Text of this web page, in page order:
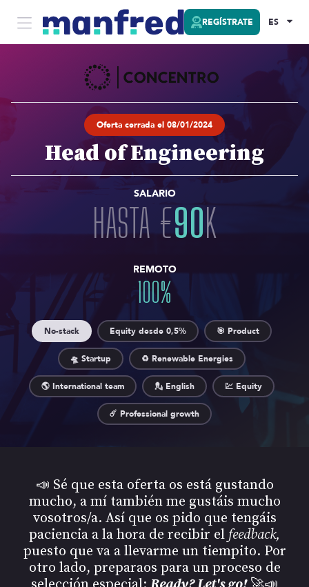
REGÍSTRATE ES
Oferta cerrada el 08/01/2024
Head of Engineering
SALARIO
HASTA€90K
REMOTO
100%
No-stack Equity desde 0,5% 🎯 Product
🛸 Startup ♻️ Renewable Energies
🌎 International team 💂 English 💹 Equity
☄️ Professional growth
📣 Sé que esta oferta os está gustando
mucho, a mí también me gustáis mucho
vosotros/a. Así que os pido que tengáis
paciencia a la hora de recibir el feedback,
puesto que va a llevarme un tiempito. Por
otro lado, preparaos para un proceso de